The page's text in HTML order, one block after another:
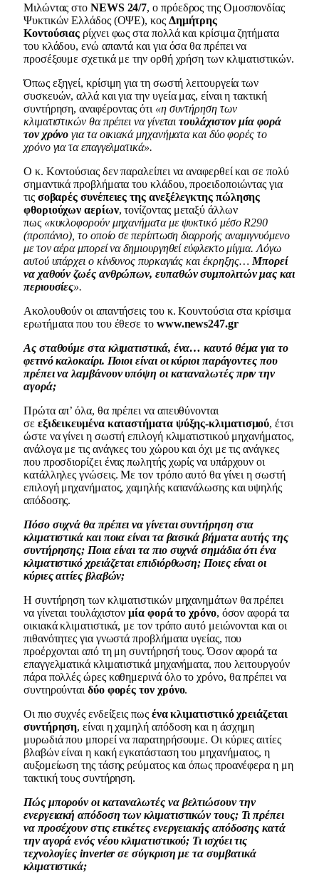
Μιλώντας στο NEWS 24/7, ο πρόεδρος της Ομοσπονδίας
Ψυκτικών Ελλάδος (ΟΨΕ), κος Δημήτρης
Κοντούσιας ρίχνει φως στα πολλά και κρίσιμα ζητήματα
του κλάδου, ενώ απαντά και για όσα θα πρέπει να
προσέξουμε σχετικά με την ορθή χρήση των κλιματιστικών.
Όπως εξηγεί, κρίσιμη για τη σωστή λειτουργεία των
συσκευών, αλλά και για την υγεία μας, είναι η τακτική
συντήρηση, αναφέροντας ότι «η συντήρηση των
κλιματιστικών θα πρέπει να γίνεταιτουλάχιστον μία φορά
τον χρόνο για τα οικιακά μηχανήματα και δύο φορές το
χρόνο για τα επαγγελματικά».
Ο κ. Κοντούσιας δεν παραλείπει να αναφερθεί και σε πολύ
σημαντικά προβλήματα του κλάδου, προειδοποιώντας για
τις σοβαρές συνέπειες της ανεξέλεγκτης πώλησης
φθοριούχων αερίων, τονίζοντας μεταξύ άλλων
πως «κυκλοφορούν μηχανήματα με ψυκτικό μέσο R290
(προπάνιο), το οποίο σε περίπτωση διαρροής αναμιγνυόμενο
με τον αέρα μπορεί να δημιουργηθεί εύφλεκτο μίγμα. Λόγω
αυτού υπάρχει ο κίνδυνος πυρκαγιάς και έκρηξης… Μπορεί
να χαθούν ζωές ανθρώπων, ευπαθών συμπολιτών μας και
περιουσίες».
Ακολουθούν οι απαντήσεις του κ. Κουντούσια στα κρίσιμα
ερωτήματα που του έθεσε τοwww.news247.gr
Ας σταθούμε στα κλιματιστικά, ένα… καυτό θέμα για το
φετινό καλοκαίρι. Ποιοι είναι οι κύριοι παράγοντες που
πρέπει να λαμβάνουν υπόψη οι καταναλωτές πριν την
αγορά;
Πρώτα απ’ όλα, θα πρέπει να απευθύνονται
σε εξιδεικευμένα καταστήματα ψύξης-κλιματισμού, έτσι
ώστε να γίνει η σωστή επιλογή κλιματιστικού μηχανήματος,
ανάλογα με τις ανάγκες του χώρου και όχι με τις ανάγκες
που προσδιορίζει ένας πωλητής χωρίς να υπάρχουν οι
κατάλληλες γνώσεις. Με τον τρόπο αυτό θα γίνει η σωστή
επιλογή μηχανήματος, χαμηλής κατανάλωσης και υψηλής
απόδοσης.
Πόσο συχνά θα πρέπει να γίνεται συντήρηση στα
κλιματιστικά και ποια είναι τα βασικά βήματα αυτής της
συντήρησης; Ποια είναι τα πιο συχνά σημάδια ότι ένα
κλιματιστικό χρειάζεται επιδιόρθωση; Ποιες είναι οι
κύριες αιτίες βλαβών;
Η συντήρηση των κλιματιστικών μηχανημάτων θα πρέπει
να γίνεται τουλάχιστονμία φορά το χρόνο, όσον αφορά τα
οικιακά κλιματιστικά, με τον τρόπο αυτό μειώνονται και οι
πιθανότητες για γνωστά προβλήματα υγείας, που
προέρχονται από τη μη συντήρησή τους. Όσον αφορά τα
επαγγελματικά κλιματιστικά μηχανήματα, που λειτουργούν
πάρα πολλές ώρες καθημερινά όλο το χρόνο, θα πρέπει να
συντηρούνται δύο φορές τον χρόνο.
Οι πιο συχνές ενδείξεις πως ένα κλιματιστικό χρειάζεται
συντήρηση, είναι η χαμηλή απόδοση και η άσχημη
μυρωδιά που μπορεί να παρατηρήσουμε. Οι κύριες αιτίες
βλαβών είναι η κακή εγκατάσταση του μηχανήματος, η
αυξομείωση της τάσης ρεύματος και όπως προανέφερα η μη
τακτική τους συντήρηση.
Πώς μπορούν οι καταναλωτές να βελτιώσουν την
ενεργειακή απόδοση των κλιματιστικών τους; Τι πρέπει
να προσέχουν στις ετικέτες ενεργειακής απόδοσης κατά
την αγορά ενός νέου κλιματιστικού; Τι ισχύει τις
τεχνολογίες inverter σε σύγκριση με τα συμβατικά
κλιματιστικά;